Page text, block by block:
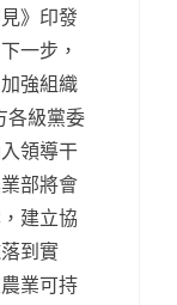
》印發
一步，
強組織
各級黨委
領導干
部將會
建立協
到實
業可持